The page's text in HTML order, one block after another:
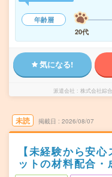
年齢層
20代
気になる!
派遣会社 株式会社綜
未読 掲載日 2026/08/07
【未経験から安
ットの材料配合・